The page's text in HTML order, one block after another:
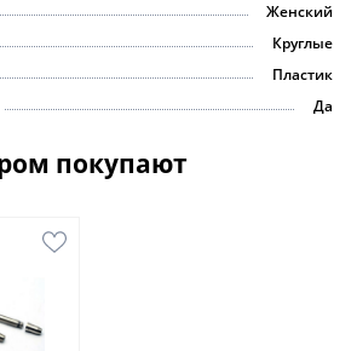
Женский
Круглые
Пластик
Да
покупают